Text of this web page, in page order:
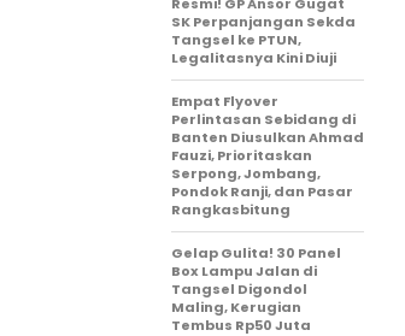
SK Perpanjangan Sekda
Tangsel ke PTUN,
Legalitasnya Kini Diuji
Empat Flyover
Perlintasan Sebidang di
Banten Diusulkan Ahmad
Fauzi, Prioritaskan
Serpong, Jombang,
Pondok Ranji, dan Pasar
Rangkasbitung
Gelap Gulita! 30 Panel
Box Lampu Jalan di
Tangsel Digondol
Maling, Kerugian
Tembus Rp50 Juta